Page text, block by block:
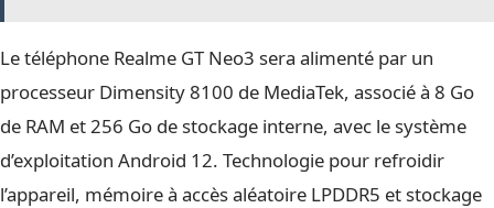
Le téléphone Realme GT Neo3 sera alimenté par un
processeur Dimensity 8100 de MediaTek, associé à 8 Go
de RAM et 256 Go de stockage interne, avec le système
d’exploitation Android 12. Technologie pour refroidir
l’appareil, mémoire à accès aléatoire LPDDR5 et stockage